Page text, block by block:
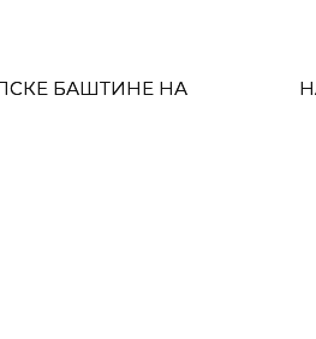
БАШТИНЕ НА